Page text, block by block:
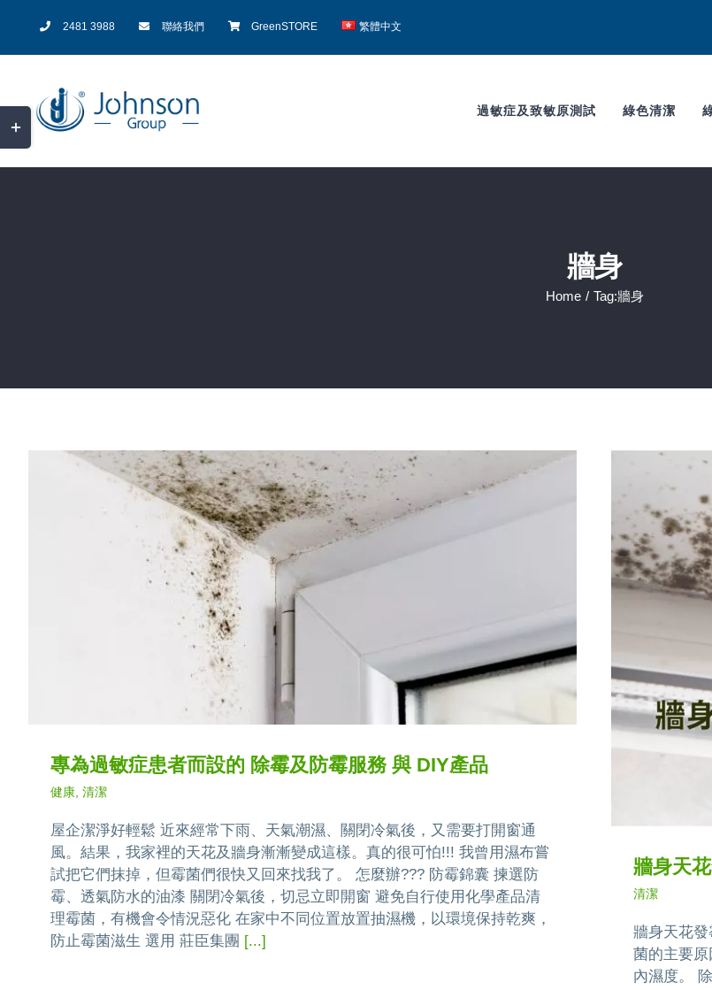
content
2481 3988 聯絡我們 GreenSTORE 繁體中文
過敏症及致敏原測試 綠色清潔
牆身
Home / Tag:牆身
專為過敏症患者而設的 除霉及防霉服務 與 DIY產品
健康 清潔
屋企潔淨好輕鬆 近來經常下雨、天氣潮濕、關閉冷氣後，又需要打開窗通
風。結果，我家裡的天花及牆身漸漸變成這樣。真的很可怕!!! 我曾用濕布嘗
試把它們抹掉，但霉菌們很快又回來找我了。 怎麼辦??? 防霉錦囊 揀選防
霉、透氣防水的油漆 關閉冷氣後，切忌立即開窗 避免自行使用化學產品清
理霉菌，有機會令情況惡化 在家中不同位置放置抽濕機，以環境保持乾爽，
防止霉菌滋生 選用 莊臣集團 [...]
牆身天
清潔
牆身天花
菌的主要
內濕度。
Toggle
Sliding